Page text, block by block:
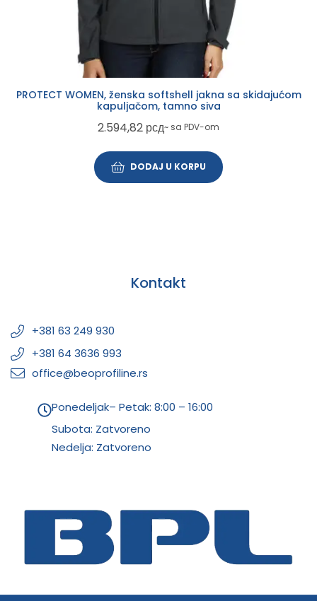
PROTECT WOMEN, ženska softshell jakna sa skidajućom
kapuljačom, tamno siva
2.594,82 рсд~ sa PDV-om
DODAJ U KORPU
Kontakt
+381 63 249 930
+381 64 3636 993
office@beoprofiline.rs
Ponedeljak– Petak: 8:00 – 16:00
Subota: Zatvoreno
Nedelja: Zatvoreno